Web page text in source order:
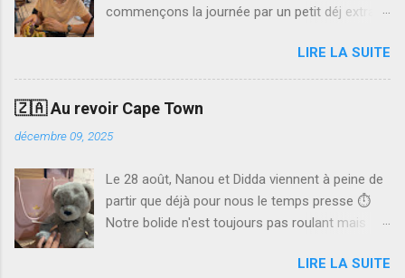
commençons la journée par un petit déj extra.
bons 🥞 Ensuite, nous allons faire nos visas
pour la Côte d'Ivoire. J'ai adoré remplir les
fiches. Nous avons fait des photocopies de
tous nos papiers et tout déposé au bureau 📝
Après avoir fait nos visas, nous sommes allés
Maintenant, c'est l'heure de manger. Il y a au
choix plusieurs restaurants. Nous allons à un, la
dame dit qu'elle va nous servir mais, vu que
rien en stock et n'avait pas envie de faire
LIRE LA SUITE
🇿🇦 Au revoir Cape Town
décembre 09, 2025
Le 28 août, Nanou et Didda viennent à peine de
partir que déjà pour nous le temps presse ⏱️
Notre bolide n'est toujours pas roulant mais
cousine et le cousin de Lucie à l’autre bout du
LIRE LA SUITE